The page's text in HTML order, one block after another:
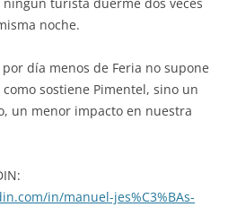
noche.
día menos de Feria no supone
sostiene Pimentel, sino un
un menor impacto en nuestra
in/manuel-jes%C3%BAs-